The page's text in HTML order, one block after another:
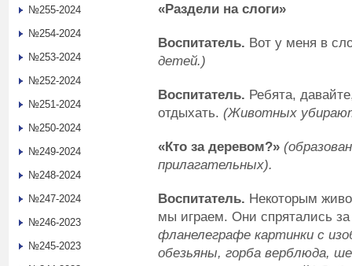
«Раздели на слоги»
Воспитатель. Вот у меня в
детей.)
Воспитатель. Ребята,
отдыхать. (Животных
«Кто за деревом?»
прилагательных).
Воспитатель. Некоторым
мы играем. Они спрятались
фланелеграфе картинки с
обезьяны, горба верблюда,
№255-2024
№254-2024
№253-2024
№252-2024
№251-2024
№250-2024
№249-2024
№248-2024
№247-2024
№246-2023
№245-2023